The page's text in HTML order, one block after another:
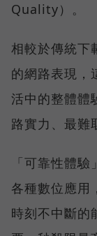
Quality）。
相較於傳統下
的網路表現，
活中的整體體
路實力、最難
「可靠性體
各種數位應用
時刻不中斷的